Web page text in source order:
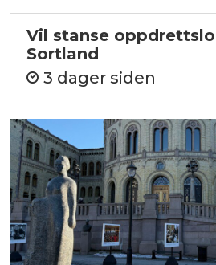
Vil stanse
Sortland
3 dager siden